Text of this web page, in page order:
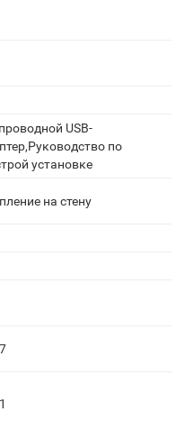
USB-
по
установке
на стену